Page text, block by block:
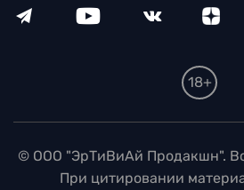
18+
© ООО "ЭрТиВиАй Продакшн".
При цитировании